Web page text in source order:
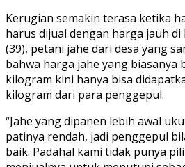
Kerugian semakin terasa ketika
harus dijual dengan harga jauh di
(39), petani jahe dari desa yang
bahwa harga jahe yang biasanya
kilogram kini hanya bisa
kilogram dari para penggepul.
“Jahe yang dipanen lebih awal
patinya rendah, jadi penggepul
baik. Padahal kami tidak punya